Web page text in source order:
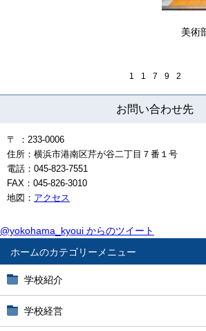
ホーム
学校紹介
学校経営
美術部
1 1 7 9 2
お問い合わせ先
〒 ：233-0006
住所：横浜市港南区芹が谷二丁目７番１号
電話：045-823-7551
FAX：045-826-3010
地図： アクセス
@yokohama_kyoui からのツイート